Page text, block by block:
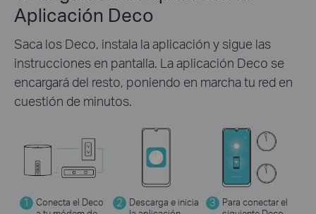
Aplicación Deco
Saca los Deco, instala la aplicación y sigue las
instrucciones en pantalla. La aplicación Deco se
encargará del resto, poniendo en marcha tu red en
cuestión de minutos.
1
Conecta el Deco
2
Descarga e inicia
3
Para conectar el